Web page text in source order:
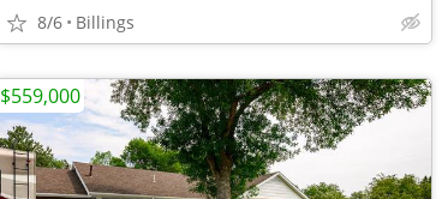
8/6 Billings
$559,000